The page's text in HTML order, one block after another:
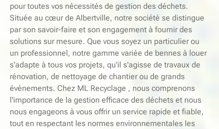
pour toutes vos nécessités de gestion des déchets.
Située au cœur de Albertville, notre société se distingue
par son savoir-faire et son engagement à fournir des
solutions sur mesure. Que vous soyez un particulier ou
un professionnel, notre gamme variée de bennes à louer
s'adapte à tous vos projets, qu'il s'agisse de travaux de
rénovation, de nettoyage de chantier ou de grands
événements. Chez ML Recyclage , nous comprenons
l'importance de la gestion efficace des déchets et nous
nous engageons à vous offrir un service rapide et fiable,
tout en respectant les normes environnementales les